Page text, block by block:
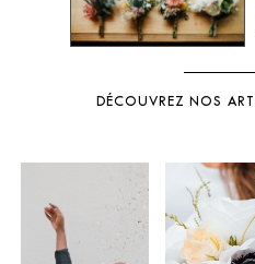
DÉCOUVREZ NOS